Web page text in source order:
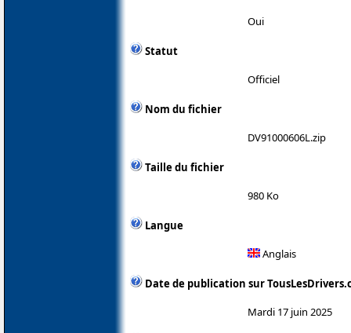
Oui
Statut
Officiel
Nom du fichier
DV91000606L.zip
Taille du fichier
980 Ko
Langue
Anglais
Date de publication sur
Mardi 17 juin 2025